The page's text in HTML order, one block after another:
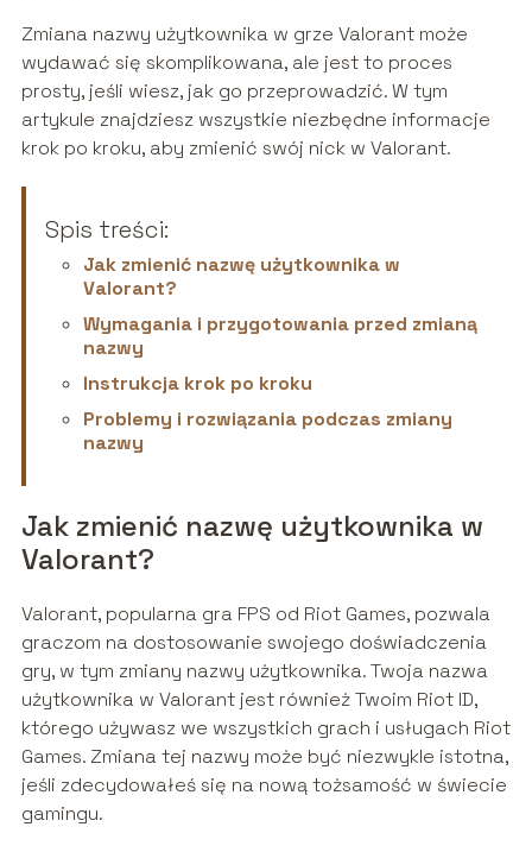
Zmiana nazwy użytkownika w grze Valorant może
wydawać się skomplikowana, ale jest to proces
prosty, jeśli wiesz, jak go przeprowadzić. W tym
artykule znajdziesz wszystkie niezbędne informacje
krok po kroku, aby zmienić swój nick w Valorant.
Spis treści:
Jak zmienić nazwę użytkownika w
Valorant?
Wymagania i przygotowania przed zmianą
nazwy
Instrukcja krok po kroku
Problemy i rozwiązania podczas zmiany
nazwy
Jak zmienić nazwę użytkownika w
Valorant?
Valorant, popularna gra FPS od Riot Games, pozwala
graczom na dostosowanie swojego doświadczenia
gry, w tym zmiany nazwy użytkownika. Twoja nazwa
użytkownika w Valorant jest również Twoim Riot ID,
którego używasz we wszystkich grach i usługach Riot
Games. Zmiana tej nazwy może być niezwykle istotna,
jeśli zdecydowałeś się na nową tożsamość w świecie
gamingu.